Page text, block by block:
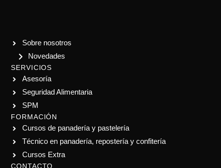
Sobre nosotros
Novedades
SERVICIOS
Asesoría
Seguridad Alimentaria
SPM
FORMACIÓN
Cursos de panadería y pastelería
Técnico en panadería, repostería y confitería
Cursos Extra
CONTACTO